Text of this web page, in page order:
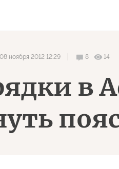
08 ноября 2012 12:29 8 14
в